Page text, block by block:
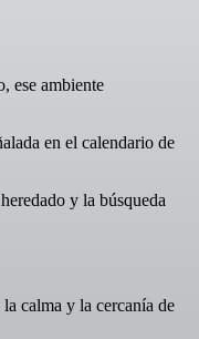
ese ambiente
en el calendario de
y la búsqueda
calma y la cercanía de